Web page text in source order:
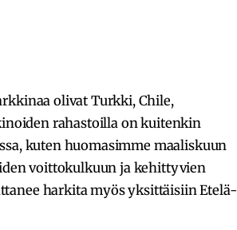
olivat Turkki, Chile,
rahastoilla on kuitenkin
kuten huomasimme maaliskuun
voittokulkuun ja kehittyvien
harkita myös yksittäisiin Etelä-